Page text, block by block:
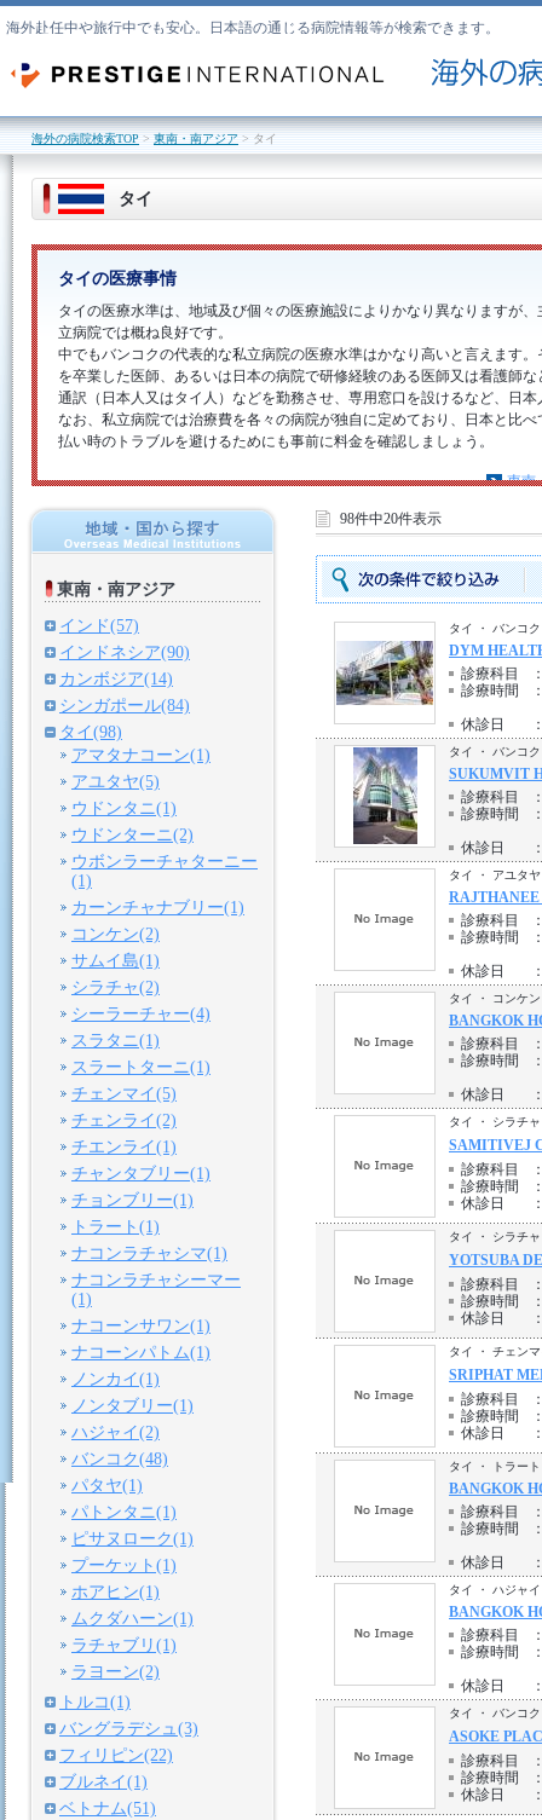
海外赴任中や旅行中でも安心。日本語の通じる病院情報等が検索できます。
海外の病院検索TOP>東南・南アジア> タイ
タイ
タイの医療事情
タイの医療水準は、地域及び個々の医療施設によりかなり異なりますが
立病院では概ね良好です。
中でもバンコクの代表的な私立病院の医療水準はかなり高いと言えます
を卒業した医師、あるいは日本の病院で研修経験のある医師又は看護師
通訳（日本人又はタイ人）などを勤務させ、専用窓口を設けるなど、日
なお、私立病院では治療費を各々の病院が独自に定めており、日本と比
払い時のトラブルを避けるためにも事前に料金を確認しましょう。
東南
98件中20件表示
タイ ・ バンコク
DYM
診療科目
診療時間
休診日
タイ ・ バンコク
SUKUMVIT
診療科目
診療時間
休診日
タイ ・ アユタヤ
診療科目
診療時間
休診日
タイ ・ コンケン
BANGKOK
診療科目
診療時間
休診日
タイ ・ シラチャ
SAMITIVEJ
診療科目
診療時間
休診日
タイ ・ シラチャ
YOTSUBA
診療科目
診療時間
休診日
タイ ・ チェン
SRIPHAT
診療科目
診療時間
休診日
タイ ・ トラート
BANGKOK
診療科目
診療時間
休診日
タイ ・ ハジャイ
BANGKOK
診療科目
診療時間
休診日
タイ ・ バンコク
ASOKE
診療科目
診療時間
休診日
東南・南アジア
インド(57)
インドネシア(90)
カンボジア(14)
シンガポール(84)
タイ(98)
アマタナコーン(1)
アユタヤ(5)
ウドンタニ(1)
ウドンターニ(2)
ウボンラーチャターニー
(1)
カーンチャナブリー(1)
コンケン(2)
サムイ島(1)
シラチャ(2)
シーラーチャー(4)
スラタニ(1)
スラートターニ(1)
チェンマイ(5)
チェンライ(2)
チエンライ(1)
チャンタブリー(1)
チョンブリー(1)
トラート(1)
ナコンラチャシマ(1)
ナコンラチャシーマー
(1)
ナコーンサワン(1)
ナコーンパトム(1)
ノンカイ(1)
ノンタブリー(1)
ハジャイ(2)
バンコク(48)
パタヤ(1)
パトンタニ(1)
ピサヌローク(1)
プーケット(1)
ホアヒン(1)
ムクダハーン(1)
ラチャブリ(1)
ラヨーン(2)
トルコ(1)
バングラデシュ(3)
フィリピン(22)
ブルネイ(1)
ベトナム(51)